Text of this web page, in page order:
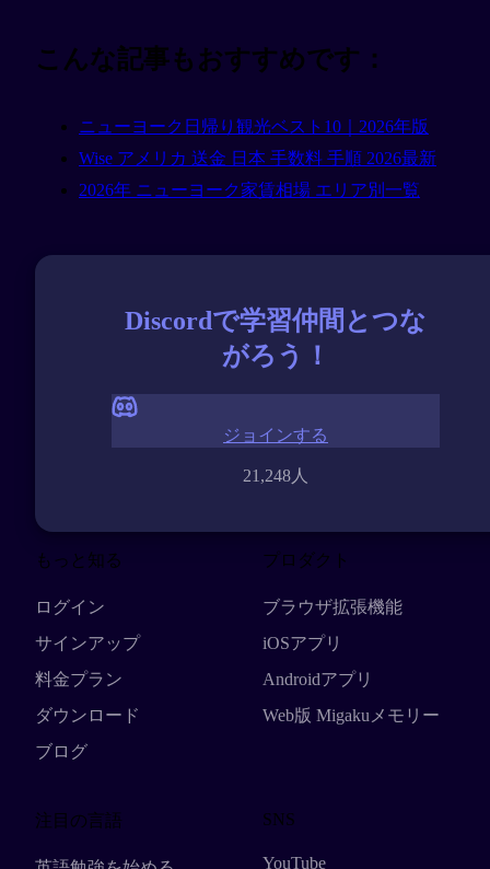
こんな記事もおすすめです：
ニューヨーク日帰り観光ベスト10｜2026年版
Wise アメリカ 送金 日本 手数料 手順 2026最新
2026年 ニューヨーク家賃相場 エリア別一覧
Discordで学習仲間とつな
がろう！
21,248人
ジョインする
もっと知る
ログイン
サインアップ
料金プラン
ダウンロード
ブログ
プロダクト
ブラウザ拡張機能
iOSアプリ
Androidアプリ
Web版 Migakuメモリー
注目の言語 SNS
YouTube